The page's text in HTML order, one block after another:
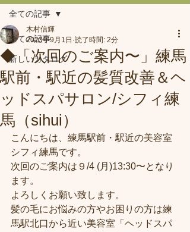
全ての記事
新しいカタログ
全ての記事
◆「次回のご案内〜」練馬
駅前・駅近の髪質改善＆ヘ
ッドスパサロン/シフィ練
馬（sihui）
木村信輝
2023年9月1日 読了時間: 2分
こんにちは、練馬駅前・駅近の美容室
シフィ練馬です。
次回のご案内は９/4 (月)13:30〜となり
ます。
よろしくお願い致します。
髪の毛にお悩みの方やお困りの方は練
馬駅北口から近い美容室「ヘッドスパ